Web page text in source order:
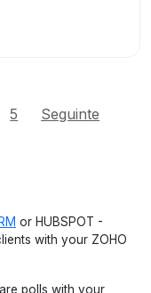
5 Seguinte
or HUBSPOT -
with your ZOHO
polls with your